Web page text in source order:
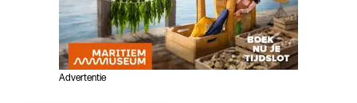
Advertentie